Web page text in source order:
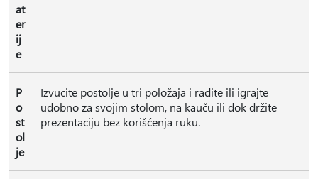
at
er
ij
e
P
o
st
ol
je
Izvucite postolje u tri položaja i radite ili igrajte
udobno za svojim stolom, na kauču ili dok držite
prezentaciju bez korišćenja ruku.